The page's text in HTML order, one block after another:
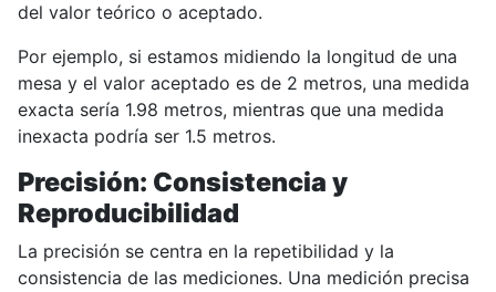
del valor teórico o aceptado.
Por ejemplo, si estamos midiendo la longitud de una
mesa y el valor aceptado es de 2 metros, una medida
exacta sería 1.98 metros, mientras que una medida
inexacta podría ser 1.5 metros.
Precisión: Consistencia y
Reproducibilidad
La precisión se centra en la repetibilidad y la
consistencia de las mediciones. Una medición precisa